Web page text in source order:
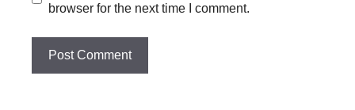
browser for the next time I comment.